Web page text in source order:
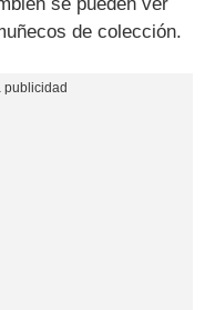
de colección.